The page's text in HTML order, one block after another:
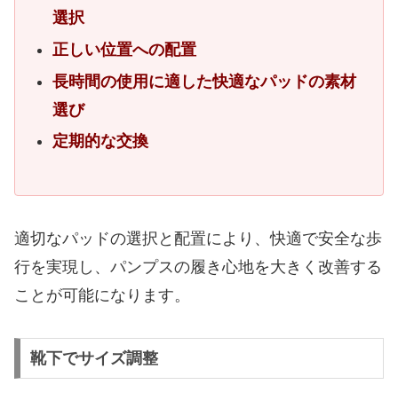
選択
正しい位置への配置
長時間の使用に適した快適なパッドの素材
選び
定期的な交換
適切なパッドの選択と配置により、快適で安全な歩
行を実現し、パンプスの履き心地を大きく改善する
ことが可能になります。
靴下でサイズ調整